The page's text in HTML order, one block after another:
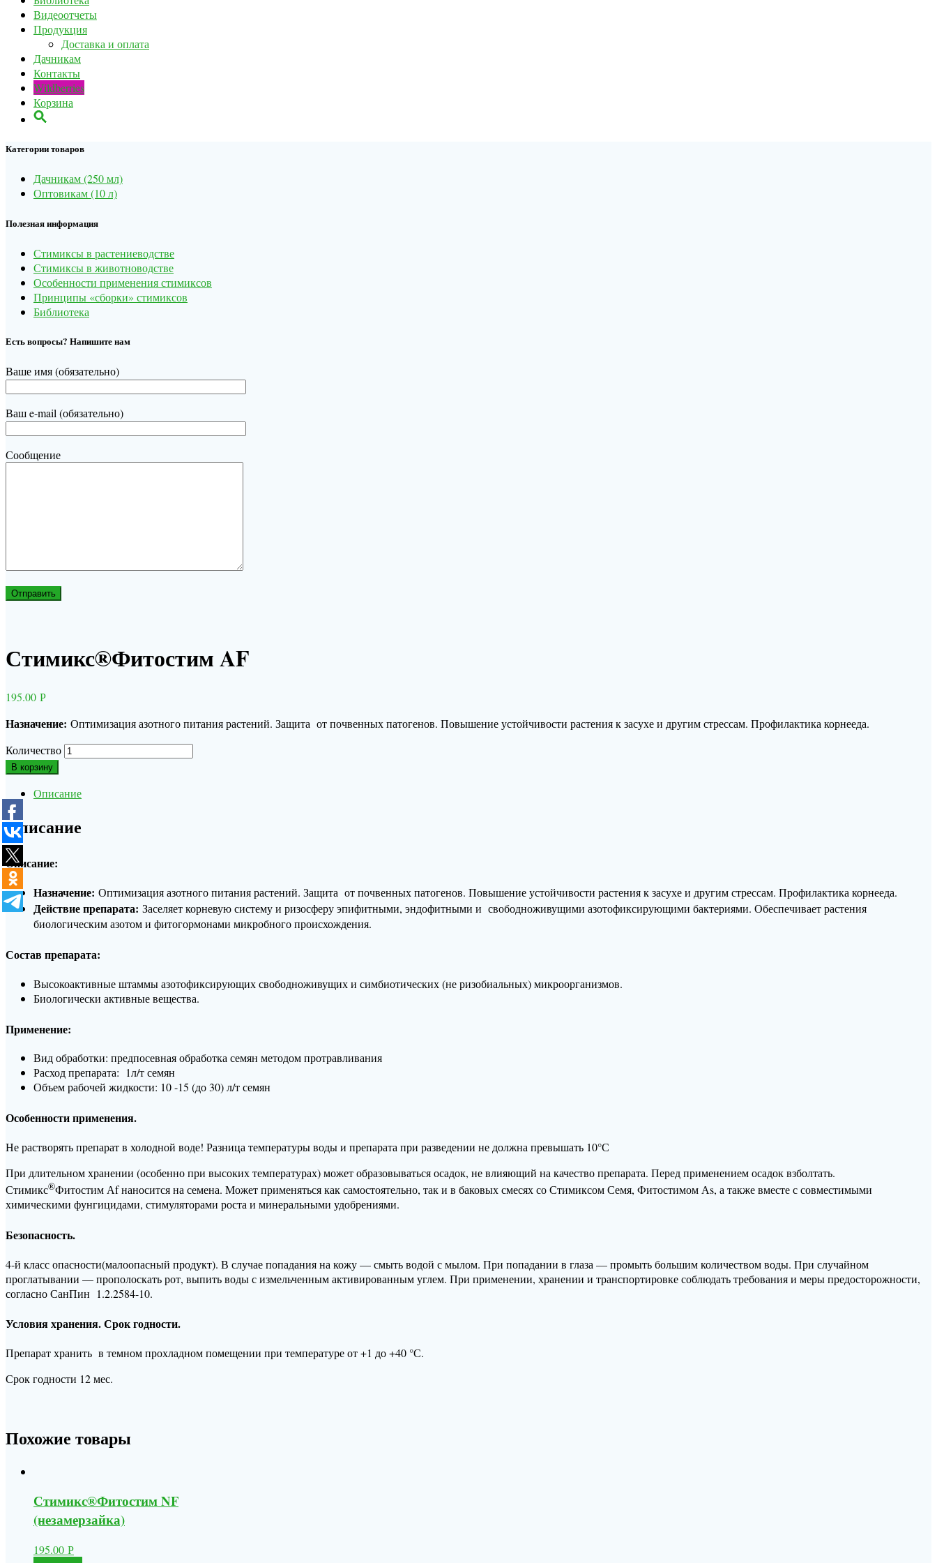
Видеоотчеты
Продукция
Доставка и оплата
Дачникам
Контакты
Wildberries
Корзина
Категории товаров
Дачникам (250 мл)
Оптовикам (10 л)
Полезная информация
Стимиксы в растениеводстве
Стимиксы в животноводстве
Особенности применения стимиксов
Принципы «сборки» стимиксов
Библиотека
Есть вопросы? Напишите нам
Ваше имя (обязательно)
Ваш e-mail (обязательно)
Сообщение
Стимикс®Фитостим AF
195.00 Р
Назначение: Оптимизация азотного питания растений. Защита от почвенных патогенов. Повышение устойчивости растения к засухе и другим стрессам. Профилактика корнееда.
Количество
В корзину
Описание
Описание
Описание:
Назначение: Оптимизация азотного питания растений. Защита от почвенных патогенов. Повышение устойчивости растения к засухе и другим стрессам. Профилактика корнееда.
Действие препарата: Заселяет корневую систему и ризосферу эпифитными, эндофитными и свободноживущими азотофиксирующими бактериями. Обеспечивает растения
биологическим азотом и фитогормонами микробного происхождения.
Состав препарата:
Высокоактивные штаммы азотофиксирующих свободноживущих и симбиотических (не ризобиальных) микроорганизмов.
Биологически активные вещества.
Применение:
Вид обработки: предпосевная обработка семян методом протравливания
Расход препарата: 1л/т семян
Объем рабочей жидкости: 10 -15 (до 30) л/т семян
Особенности применения.
Не растворять препарат в холодной воде! Разница температуры воды и препарата при разведении не должна превышать 10°С
При длительном хранении (особенно при высоких температурах) может образовываться осадок, не влияющий на качество препарата. Перед применением осадок взболтать.
Стимикс®Фитостим Аf наносится на семена. Может применяться как самостоятельно, так и в баковых смесях со Стимиксом Семя, Фитостимом Аs, а также вместе с совместимыми
химическими фунгицидами, стимуляторами роста и минеральными удобрениями.
Безопасность.
4-й класс опасности(малоопасный продукт). В случае попадания на кожу — смыть водой с мылом. При попадании в глаза — промыть большим количеством воды. При случайном
проглатывании — прополоскать рот, выпить воды с измельченным активированным углем. При применении, хранении и транспортировке соблюдать требования и меры предосторожности,
согласно СанПин 1.2.2584-10.
Условия хранения. Срок годности.
Препарат хранить в темном прохладном помещении при температуре от +1 до +40 °С.
Срок годности 12 мес.
Похожие товары
Стимикс®Фитостим NF
(незамерзайка)
195.00 Р